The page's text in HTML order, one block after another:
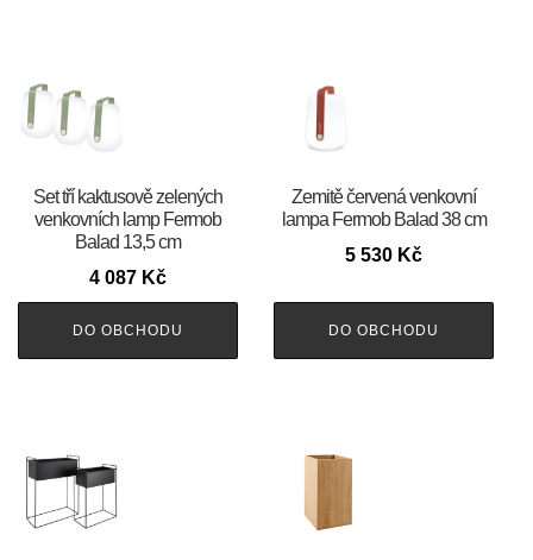
Set tří kaktusově zelených
venkovních lamp Fermob
Balad 13,5 cm
4 087 Kč
DO OBCHODU
Zemitě červená venkovní
lampa Fermob Balad 38 cm
5 530 Kč
DO OBCHODU